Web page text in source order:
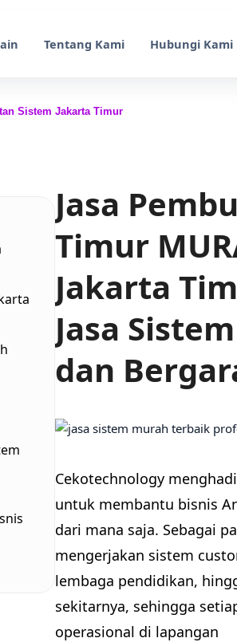
Tentang Kami Hubungi Kami
Sistem Jakarta Timur
Jasa
Timur
Jakarta
Jasa
dan
Cekotechnology
untuk membantu bisnis
dari mana saja. Sebagai
mengerjakan sistem
lembaga pendidikan,
sekitarnya, sehingga
operasional di lapangan